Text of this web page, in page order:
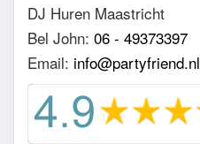
DJ Huren Maastricht
Bel John: 06 - 49373397
Email: info@partyfriend.nl